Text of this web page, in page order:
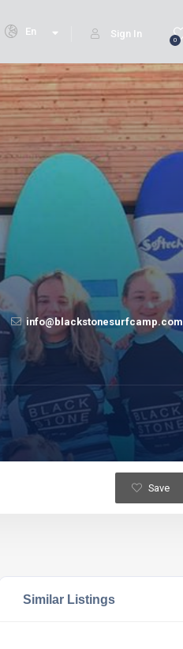
0
Sign In
En
info@blackstonesurfcamp.com
Save
Similar Listings